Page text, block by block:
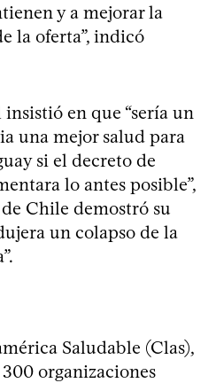
y a mejorar la
la oferta”, indicó
en que “sería un
una mejor salud para
si el decreto de
lo antes posible”,
de Chile demostró su
un colapso de la
Saludable (Clas),
organizaciones